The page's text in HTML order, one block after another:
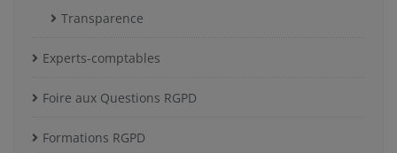
Transparence
Experts-comptables
Foire aux Questions RGPD
Formations RGPD